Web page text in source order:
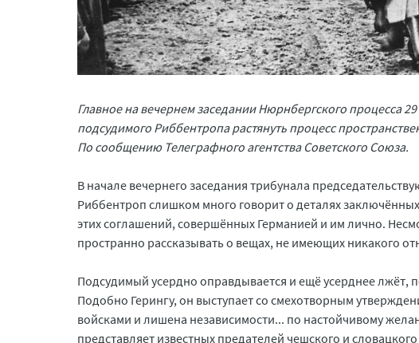
Главное на вечернем заседании Нюрнбергского процесса
подсудимого Риббентропа растянуть процесс
По сообщению Телеграфного агентства Советского Союза.
В начале вечернего заседания трибунала
Риббентроп слишком много говорит о деталях
этих соглашений, совершённых Германией и им лично.
пространно рассказывать о вещах, не имеющих никакого
Подсудимый усердно оправдывается и ещё усерднее лжёт,
Подобно Герингу, он выступает со смехотворным
войсками и лишена независимости... по настойчивому
представляет известных предателей чешского и